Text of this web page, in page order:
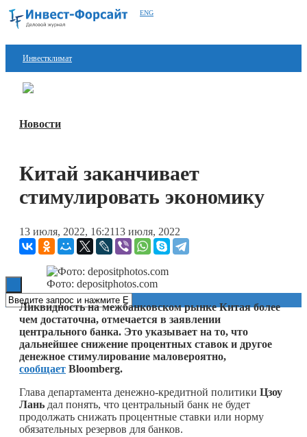
ENG
Инвестклимат
Финансы
Стартапы
Технологии
Книги
Новости
Китай заканчивает
стимулировать экономику
13 июля, 2022, 16:2113 июля, 2022
Фото: depositphotos.com
Ликвидность на межбанковском рынке Китая более
чем достаточна, отмечается в заявлении
центрального банка. Это указывает на то, что
дальнейшее снижение процентных ставок и другое
денежное стимулирование маловероятно,
сообщает Bloomberg.
Глава департамента денежно-кредитной политики Цзоу
Лань дал понять, что центральный банк не будет
продолжать снижать процентные ставки или норму
обязательных резервов для банков.